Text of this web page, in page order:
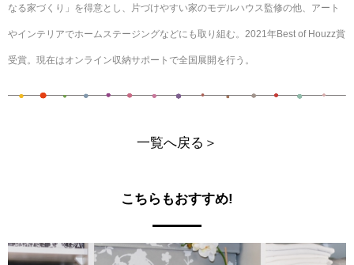
なる家づくり」を得意とし、片づけやすい家のモデルハウス監修の他、アート
やインテリアでホームステージングなどにも取り組む。2021年Best of Houzz賞
受賞。現在はオンライン収納サポートで全国展開を行う。
一覧へ戻る＞
こちらもおすすめ!